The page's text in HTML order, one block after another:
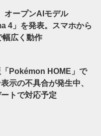
オープンAIモデル
4」を発表。スマホから
幅広く動作
「Pokémon HOME」で
示の不具合が発生中、
トで対応予定